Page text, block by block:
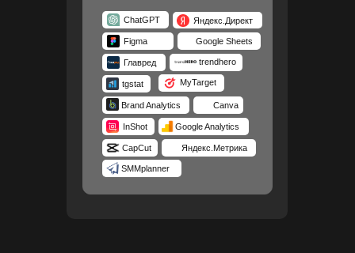
ChatGPT
Canva
Figma
Google Analytics
MyTarget
Главред
Google Sheets
Brand Analytics
SMMplanner
trendhero
Яндекс.Метрика
Яндекс.Директ
InShot
tgstat
CapCut